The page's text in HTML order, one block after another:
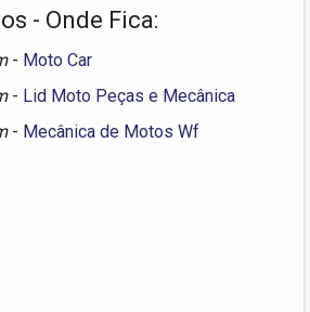
- Onde Fica:
- Moto Car
- Lid Moto Peças e Mecânica
- Mecânica de Motos Wf